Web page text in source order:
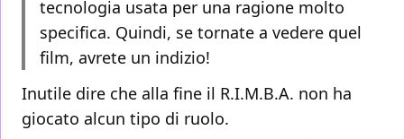
tecnologia usata per una ragione molto
specifica. Quindi, se tornate a vedere quel
film, avrete un indizio!
Inutile dire che alla fine il R.I.M.B.A. non ha
giocato alcun tipo di ruolo.